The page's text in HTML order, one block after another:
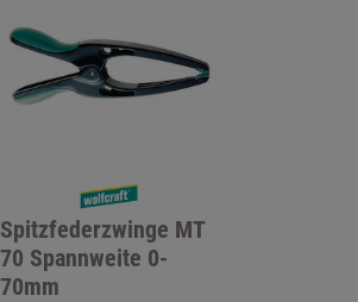
Spitzfederzwinge MT
70 Spannweite 0-
70mm